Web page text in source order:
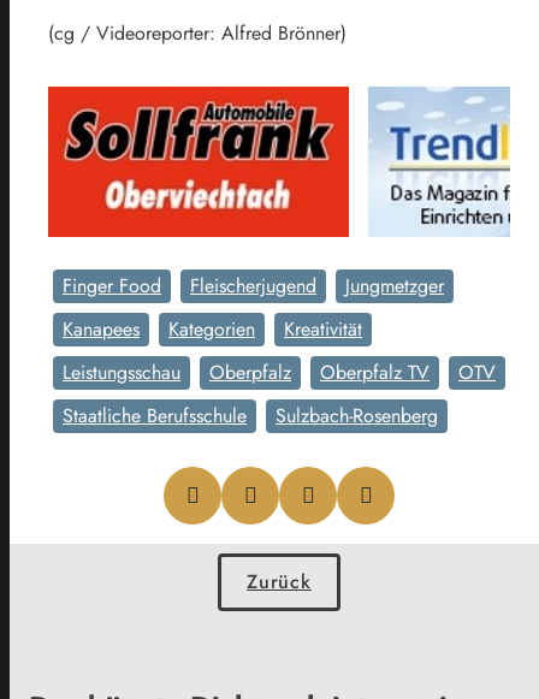
(cg / Videoreporter: Alfred Brönner)
Finger Food Fleischerjugend
Jungmetzger
Kanapees
Kategorien
Kreativität
Leistungsschau
Oberpfalz Oberpfalz TV
OTV
Staatliche Berufsschule
Sulzbach-Rosenberg
Zurück